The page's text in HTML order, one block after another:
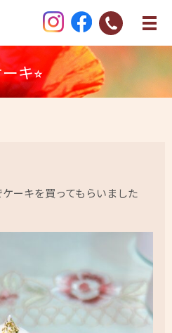
キ⭐︎
ーキを買ってもらいました